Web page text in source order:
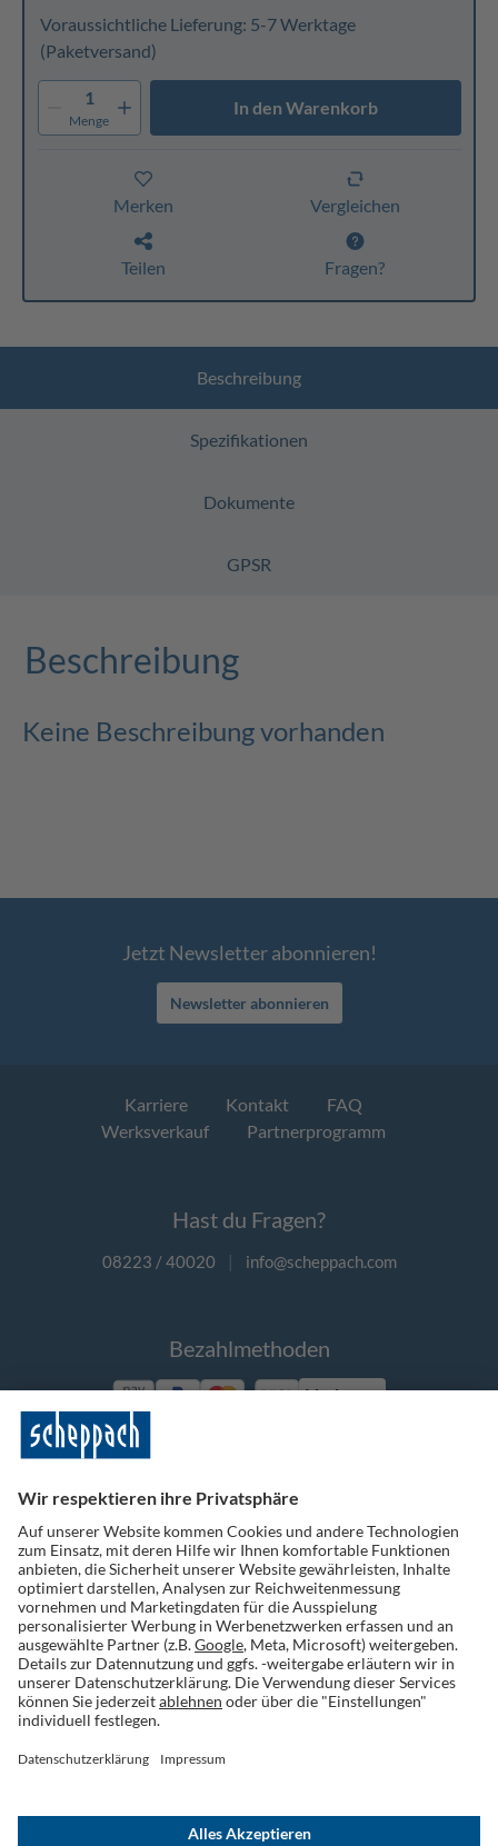
Voraussichtliche Lieferung: 5-7 Werktage
(Paketversand)
1
Menge
In den Warenkorb
Merken Vergleichen
Teilen Fragen?
Beschreibung
Spezifikationen
Dokumente
GPSR
Beschreibung
Keine Beschreibung vorhanden
Jetzt Newsletter abonnieren!
Newsletter abonnieren
Karriere Kontakt
FAQ
Werksverkauf
Partnerprogramm
Hast du Fragen?
08223 / 40020 | info@scheppach.com
Bezahlmethoden
Vorkasse
Folge uns auf Social Media